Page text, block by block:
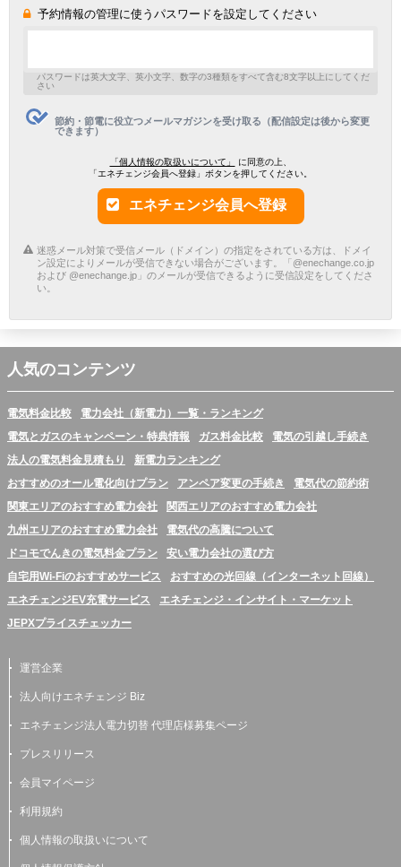
予約情報の管理に使うパスワードを設定してください
パスワードは英大文字、英小文字、数字の3種類をすべて含む8文字以上にしてくだ
さい
節約・節電に役立つメールマガジンを受け取る（配信設定は後から変更
できます）
「個人情報の取扱いについて」
に同意の上、
「エネチェンジ会員へ登録」ボタンを押してください。
エネチェンジ会員へ登録
迷惑メール対策で受信メール（ドメイン）の指定をされている方は、ドメイ
ン設定によりメールが受信できない場合がございます。「@enechange.co.jp
および @enechange.jp」のメールが受信できるように受信設定をしてくださ
い。
人気のコンテンツ
電気料金比較
電力会社（新電力）一覧・ランキング
電気とガスのキャンペーン・特典情報
ガス料金比較
電気の引越し手続き
法人の電気料金見積もり
新電力ランキング
おすすめのオール電化向けプラン
アンペア変更の手続き
電気代の節約術
関東エリアのおすすめ電力会社
関西エリアのおすすめ電力会社
九州エリアのおすすめ電力会社
電気代の高騰について
ドコモでんきの電気料金プラン
安い電力会社の選び方
自宅用Wi-Fiのおすすめサービス
おすすめの光回線（インターネット回線）
エネチェンジEV充電サービス
エネチェンジ・インサイト・マーケット
JEPXプライスチェッカー
運営企業
法人向けエネチェンジ Biz
エネチェンジ法人電力切替 代理店様募集ページ
プレスリリース
会員マイページ
利用規約
個人情報の取扱いについて